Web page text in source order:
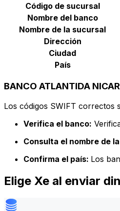
Código de sucursal
Nombre del banco
Nombre de la sucursal
Dirección
Ciudad
País
BANCO ATLANTIDA
Los códigos SWIFT correctos
Verifica el banco:
Consulta el nombre de
Confirma el país: Los
Elige Xe al enviar